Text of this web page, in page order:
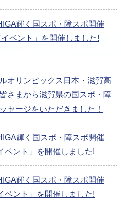
輝く国スポ・障スポ開催
ベント」を開催しました!
オリンピックス日本・滋賀高
さまから滋賀県の国スポ・障
セージをいただきました！
輝く国スポ・障スポ開催
ベント」を開催しました!
輝く国スポ・障スポ開催
ベント」を開催しました!